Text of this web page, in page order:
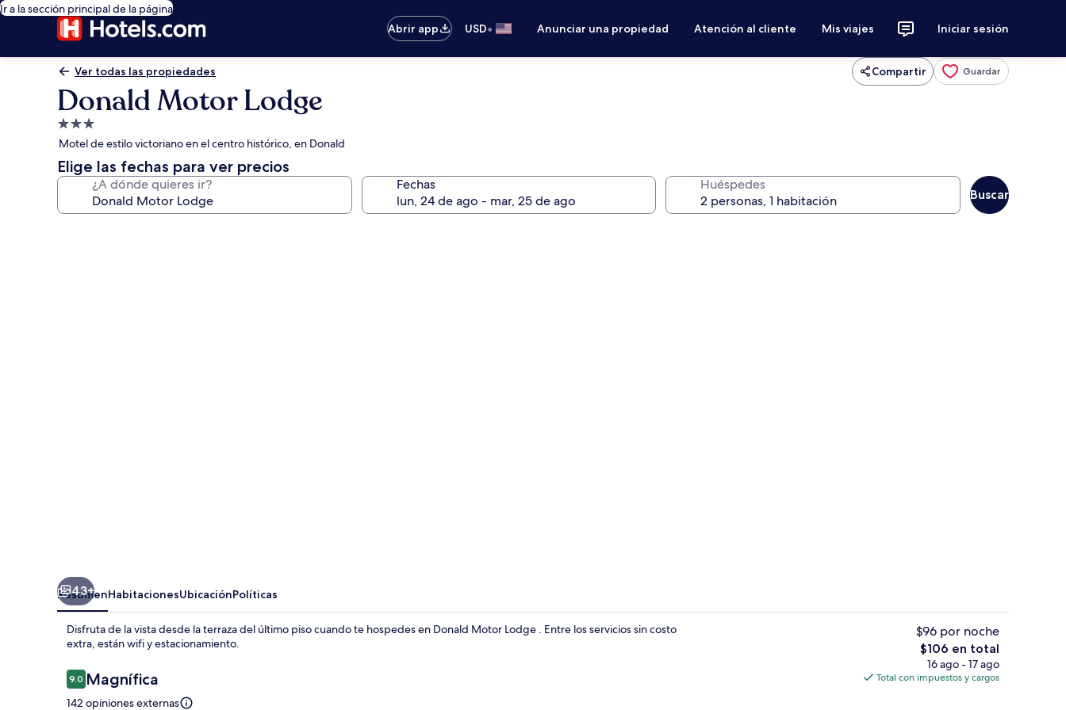
Ir a la sección principal de la página
Abrir app
USD• Anunciar una propiedad Atención al cliente Mis viajes Iniciar sesión
Ver todas las propiedades Compartir Guardar
Donald Motor Lodge
Propiedad
de
3.0
estrellas
Motel de estilo victoriano en el centro histórico, en Donald
Elige las fechas para ver precios
¿A dónde quieres ir? Fechas Huéspedes
Buscar
Terraza o patio
43+
ResumenHabitacionesUbicaciónPolíticas
Disfruta de la vista desde la terraza del último piso cuando te hospedes en Donald Motor Lodge . Entre los servicios sin costo
extra, están wifi y estacionamiento.
Opiniones
9.09.0 de 10,
Magnífica
142 opiniones externas
$96 por noche
El
precio
total
$106 en total
16 ago - 17 ago
Total con impuestos y cargos